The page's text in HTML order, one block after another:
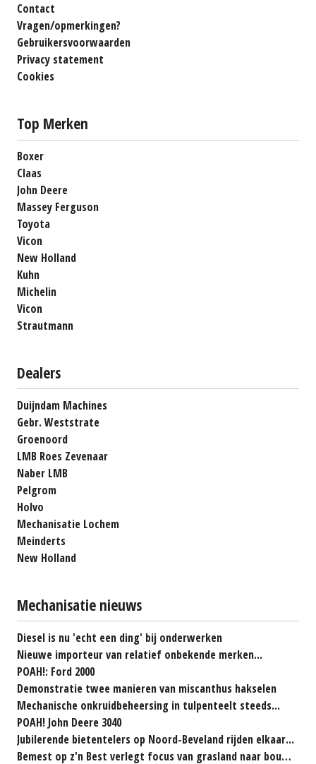
Contact
Vragen/opmerkingen?
Gebruikersvoorwaarden
Privacy statement
Cookies
Top Merken
Boxer
Claas
John Deere
Massey Ferguson
Toyota
Vicon
New Holland
Kuhn
Michelin
Vicon
Strautmann
Dealers
Duijndam Machines
Gebr. Weststrate
Groenoord
LMB Roes Zevenaar
Naber LMB
Pelgrom
Holvo
Mechanisatie Lochem
Meinderts
New Holland
Mechanisatie nieuws
Diesel is nu 'echt een ding' bij onderwerken
Nieuwe importeur van relatief onbekende merken...
POAH!: Ford 2000
Demonstratie twee manieren van miscanthus hakselen
Mechanische onkruidbeheersing in tulpenteelt steeds...
POAH! John Deere 3040
Jubilerende bietentelers op Noord-Beveland rijden elkaar...
Bemest op z'n Best verlegt focus van grasland naar bouwland